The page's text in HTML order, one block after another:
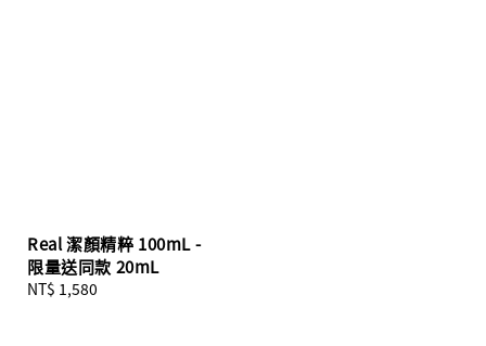
Real 潔顏精粹 100mL -
限量送同款 20mL
Regular
NT$ 1,580